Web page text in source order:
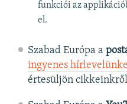
funkciói az
el.
Szabad Európa a
ingyenes
értesüljön